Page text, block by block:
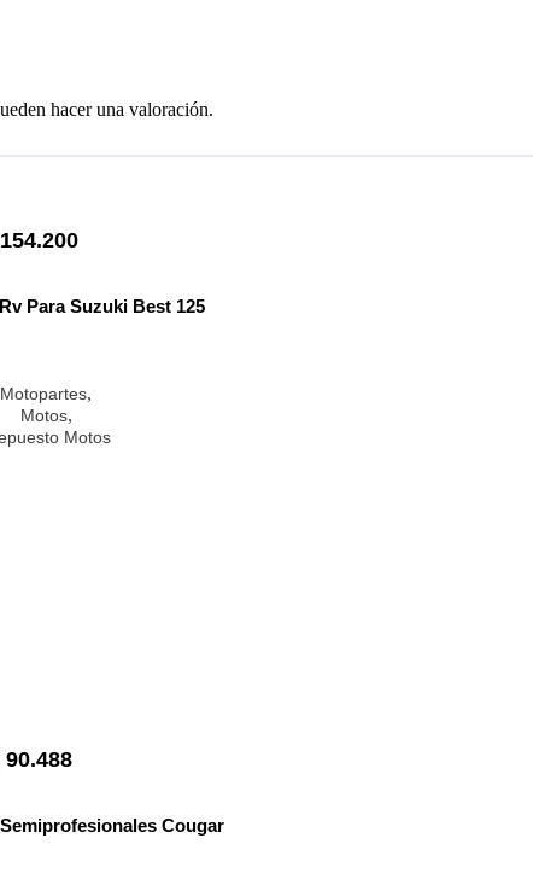
hacer una valoración.
154.200
Para Suzuki Best 125
Motopartes,
Motos,
Motos
90.488
Cougar